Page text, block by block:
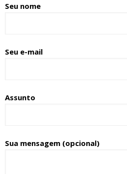
Seu nome
Seu e-mail
Assunto
Sua mensagem (opcional)